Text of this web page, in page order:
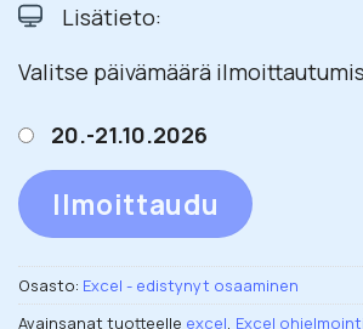
Lisätieto:
Valitse päivämäärä
20.-21.10.2026
Ilmoittaudu
Osasto: Excel - edistynyt osaaminen
Avainsanat tuotteelle excel, Excel ohjelmointi